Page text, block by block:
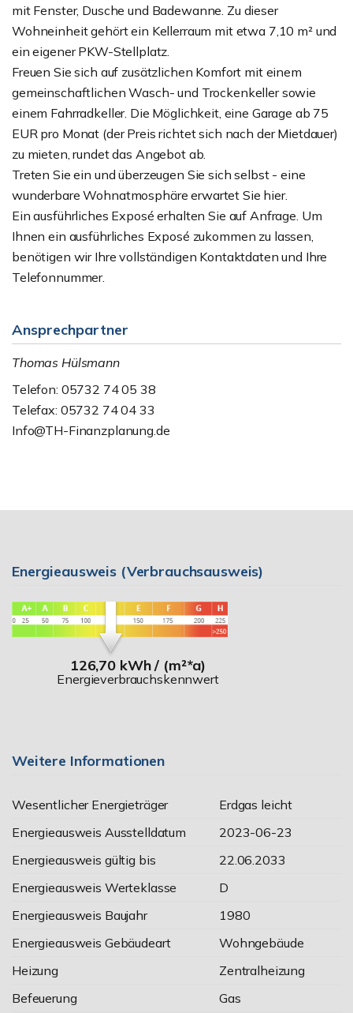
mit Fenster, Dusche und Badewanne. Zu dieser
Wohneinheit gehört ein Kellerraum mit etwa 7,10 m² und
ein eigener PKW-Stellplatz.
Freuen Sie sich auf zusätzlichen Komfort mit einem
gemeinschaftlichen Wasch- und Trockenkeller sowie
einem Fahrradkeller. Die Möglichkeit, eine Garage ab 75
EUR pro Monat (der Preis richtet sich nach der Mietdauer)
zu mieten, rundet das Angebot ab.
Treten Sie ein und überzeugen Sie sich selbst - eine
wunderbare Wohnatmosphäre erwartet Sie hier.
Ein ausführliches Exposé erhalten Sie auf Anfrage. Um
Ihnen ein ausführliches Exposé zukommen zu lassen,
benötigen wir Ihre vollständigen Kontaktdaten und Ihre
Telefonnummer.
Ansprechpartner
Thomas Hülsmann
Telefon: 05732 74 05 38
Telefax: 05732 74 04 33
Info@TH-Finanzplanung.de
Energieausweis (Verbrauchsausweis)
126,70 kWh / (m²*a)
Energieverbrauchskennwert
Weitere Informationen
Wesentlicher Energieträger
Erdgas leicht
Energieausweis Ausstelldatum
2023-06-23
Energieausweis gültig bis
22.06.2033
Energieausweis Werteklasse
D
Energieausweis Baujahr
1980
Energieausweis Gebäudeart
Wohngebäude
Heizung
Zentralheizung
Befeuerung
Gas